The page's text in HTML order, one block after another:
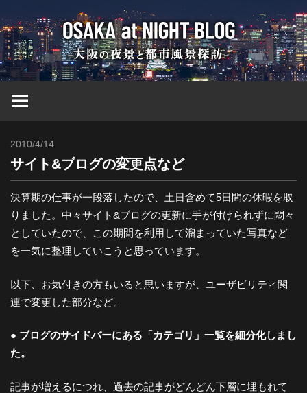
ン
テ
ン
ツ
大
阪
ブ
ロ
グ
-
大
2010/4/14
サイト&ブログの変更点など
決算期の仕事が一段落したので、土日含めて5日間の休暇を取
りました。中々サイト&ブログの更新に手が付けられずに悶々
としていたので、この期間を利用して溜まっていた写真など
を一気に整理していこうと思っています。
以下、お気付きの方もいると思いますが、ユーザビリティ関
連で変更した部分など。
● ブログのサイドバーにある「カテゴリ」一覧を細分化しまし
た。
記事が増えるにつれ、過去の記事がどんどん下層に埋もれて